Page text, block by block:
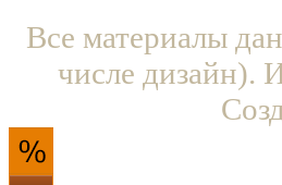
Все материалы
числе дизайн).